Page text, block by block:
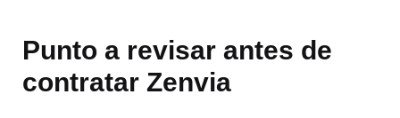
Punto a revisar antes de
contratar Zenvia